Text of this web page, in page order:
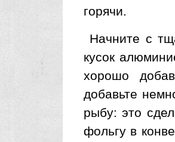
горячи.
Начните с
кусок
хорошо
добавьте
рыбу: это
фольгу в